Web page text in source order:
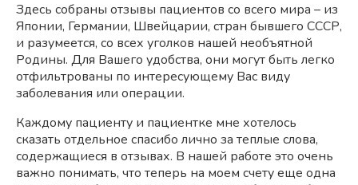
Здесь собраны отзывы пациентов со всего мира – из
Японии, Германии, Швейцарии, стран бывшего СССР,
и разумеется, со всех уголков нашей необъятной
Родины. Для Вашего удобства, они могут быть легко
отфильтрованы по интересующему Вас виду
заболевания или операции.
Каждому пациенту и пациентке мне хотелось
сказать отдельное спасибо лично за теплые слова,
содержащиеся в отзывах. В нашей работе это очень
важно понимать, что теперь на моем счету еще одна